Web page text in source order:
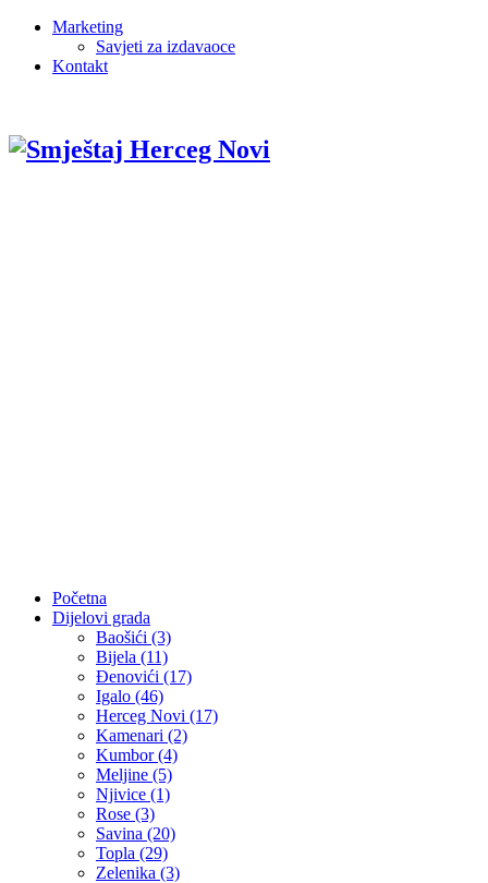
Marketing
Savjeti za izdavaoce
Kontakt
Početna
Dijelovi grada
Baošići (3)
Bijela (11)
Đenovići (17)
Igalo (46)
Herceg Novi (17)
Kamenari (2)
Kumbor (4)
Meljine (5)
Njivice (1)
Rose (3)
Savina (20)
Topla (29)
Zelenika (3)